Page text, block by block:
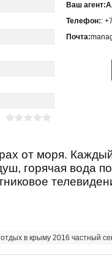
Ваш агент:
Телефон::
Почта:
от моря.
горячая вода
отдых в крыму 2016 частный